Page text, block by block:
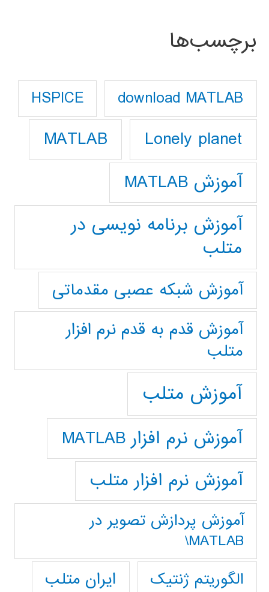
برچسب‌ها
download MATLAB
HSPICE
Lonely planet
MATLAB
آموزش MATLAB
آموزش برنامه نویسی در
متلب
آموزش شبکه عصبی مقدماتی
آموزش قدم به قدم نرم افزار
متلب
آموزش متلب
آموزش نرم افزار MATLAB
آموزش نرم افزار متلب
آموزش پردازش تصوير در
MATLAB\
الگوریتم ژنتیک
ایران متلب